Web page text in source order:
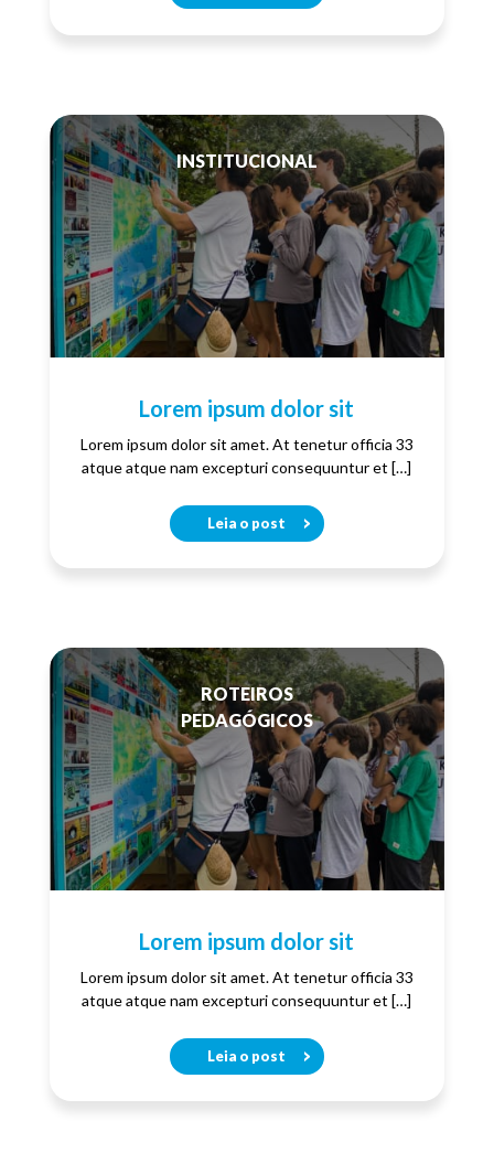
INSTITUCIONAL
Lorem ipsum dolor sit
Lorem ipsum dolor sit amet. At tenetur officia 33
atque atque nam excepturi consequuntur et […]
Leia o post
ROTEIROS
PEDAGÓGICOS
Lorem ipsum dolor sit
Lorem ipsum dolor sit amet. At tenetur officia 33
atque atque nam excepturi consequuntur et […]
Leia o post